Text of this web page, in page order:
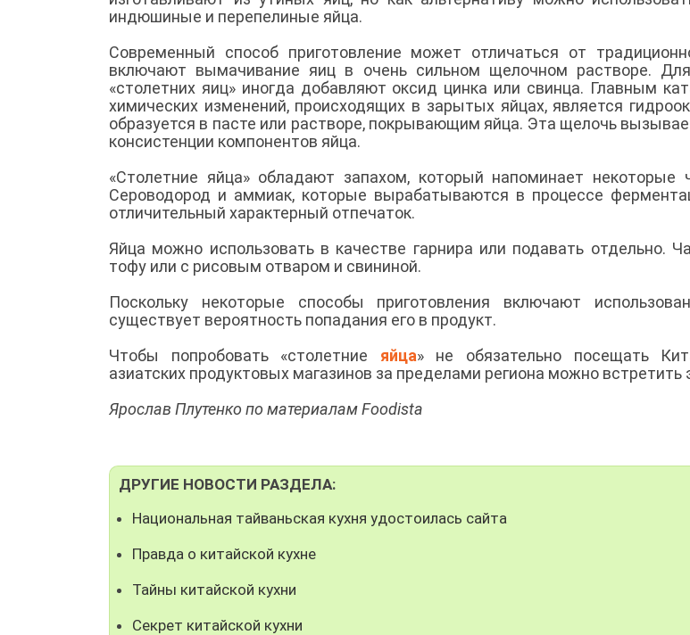
индюшиные и перепелиные яйца.
Современный способ приготовление может отличаться от
включают вымачивание яиц в очень сильном щелочном растворе.
«столетних яиц» иногда добавляют оксид цинка или свинца. Главным
химических изменений, происходящих в зарытых яйцах, является
образуется в пасте или растворе, покрывающим яйца. Эта щелочь
консистенции компонентов яйца.
«Столетние яйца» обладают запахом, который напоминает некоторые
Сероводород и аммиак, которые вырабатываются в процессе
отличительный характерный отпечаток.
Яйца можно использовать в качестве гарнира или подавать отдельно.
тофу или с рисовым отваром и свининой.
Поскольку некоторые способы приготовления включают
существует вероятность попадания его в продукт.
Чтобы попробовать «столетние яйца» не обязательно посещать
азиатских продуктовых магазинов за пределами региона можно встретить
Ярослав Плутенко по материалам Foodista
ДРУГИЕ НОВОСТИ РАЗДЕЛА:
Национальная тайваньская кухня удостоилась сайта
Правда о китайской кухне
Тайны китайской кухни
Секрет китайской кухни